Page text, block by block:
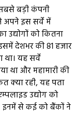
बड़ी कंपनी
अपने इस सर्वे में
उद्योगों को कितना
देशभर की 81 हजार
था। यह सर्वे
था और महामारी की
क्या रही, यह पता
उद्योग को
इनमें से कई को बैंकों ने